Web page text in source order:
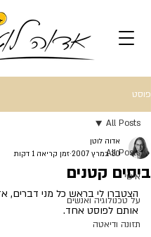
פוסט
All Posts
אישי
על טכנולוגיה ואנשים
תזונה ודיאטה
All Posts
ביסים קטנים
אדוה לוטן
30 במרץ 2007
זמן קריאה 1 דקות
הצטברו לי בראש כל מני דברים,
אותם לפוסט אחד.